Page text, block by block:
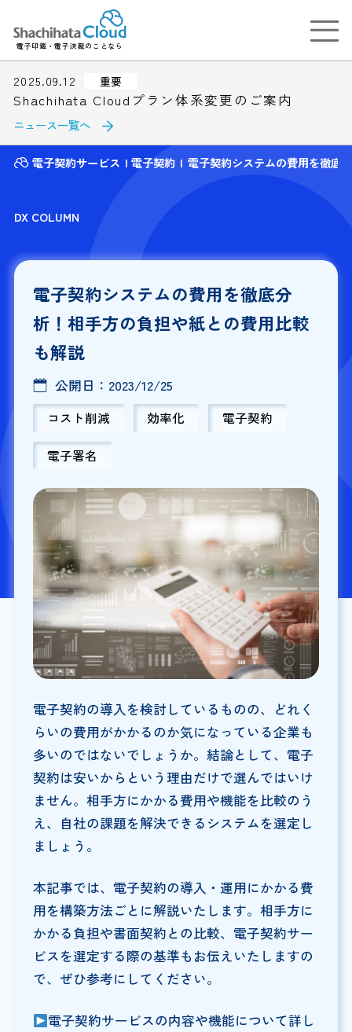
電子印鑑・電子決裁のことなら
2025.09.12 重要
Shachihata Cloudプラン体系変更のご案内
ニュース一覧へ
電子契約サービス 電子契約 電子契約システムの費用を徹底
DX COLUMN
電子契約システムの費用を徹底分
析！相手方の負担や紙との費用比較
も解説
公開日： 2023/12/25
コスト削減 効率化 電子契約
電子署名
電子契約の導入を検討しているものの、どれく
らいの費用がかかるのか気になっている企業も
多いのではないでしょうか。結論として、電子
契約は安いからという理由だけで選んではいけ
ません。相手方にかかる費用や機能を比較のう
え、自社の課題を解決できるシステムを選定し
ましょう。
本記事では、電子契約の導入・運用にかかる費
用を構築方法ごとに解説いたします。相手方に
かかる負担や書面契約との比較、電子契約サー
ビスを選定する際の基準もお伝えいたしますの
で、ぜひ参考にしてください。
電子契約サービスの内容や機能について詳し